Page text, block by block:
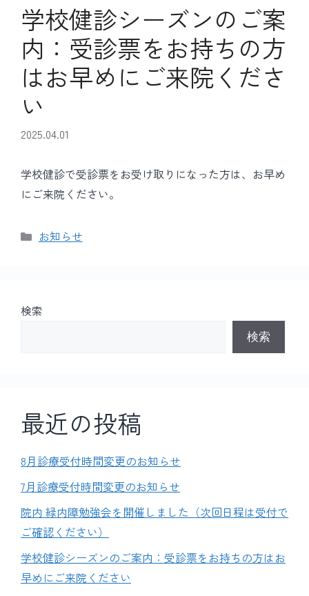
学校健診シーズンのご案
内：受診票をお持ちの方
はお早めにご来院くださ
い
2025.04.01
学校健診で受診票をお受け取りになった方は、お早め
にご来院ください。
カ
お知らせ
検索
検索
最近の投稿
8月診療受付時間変更のお知らせ
7月診療受付時間変更のお知らせ
院内 緑内障勉強会を開催しました（次回日程は受付で
ご確認ください）
学校健診シーズンのご案内：受診票をお持ちの方はお
早めにご来院ください